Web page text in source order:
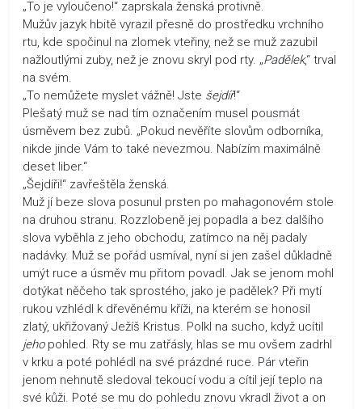
„To je vyloučeno!“ zaprskala ženská protivně.
Mužův jazyk hbitě vyrazil přesně do prostředku vrchního
rtu, kde spočinul na zlomek vteřiny, než se muž zazubil
nažloutlými zuby, než je znovu skryl pod rty. „Padělek,“ trval
na svém.
„To nemůžete myslet vážně! Jste šejdíř!“
Plešatý muž se nad tím označením musel pousmát
úsměvem bez zubů. „Pokud nevěříte slovům odborníka,
nikde jinde Vám to také nevezmou. Nabízím maximálně
deset liber.“
„Šejdíři!“ zavřeštěla ženská.
Muž jí beze slova posunul prsten po mahagonovém stole
na druhou stranu. Rozzlobeně jej popadla a bez dalšího
slova vyběhla z jeho obchodu, zatímco na něj padaly
nadávky. Muž se pořád usmíval, nyní si jen zašel důkladně
umýt ruce a úsměv mu přitom povadl. Jak se jenom mohl
dotýkat něčeho tak sprostého, jako je padělek? Při mytí
rukou vzhlédl k dřevěnému kříži, na kterém se honosil
zlatý, ukřižovaný Ježíš Kristus. Polkl na sucho, když ucítil
jehopohled. Rty se mu zatřásly, hlas se mu ovšem zadrhl
v krku a poté pohlédl na své prázdné ruce. Pár vteřin
jenom nehnutě sledoval tekoucí vodu a cítil její teplo na
své kůži. Poté se mu do pohledu znovu vkradl život a on